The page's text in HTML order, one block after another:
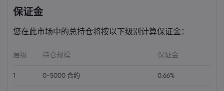
保证金
您在此市场中的总持仓将按以下级别计算保证金：
层级 持仓规模 保证金
1 0-5000 合约 0.66%